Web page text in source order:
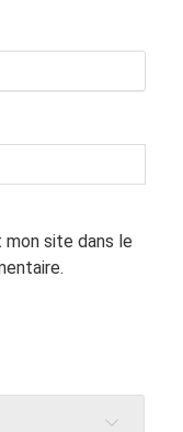
mon site dans le